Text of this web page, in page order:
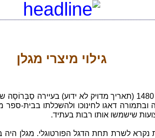
גילוי מיצרי מגלן
נולד בשנת 1480 (תאריך מדויק לא ידוע)
ובתמורה דאגו לחינוכו ולהשכלתו בבית-
שישמשו אותו רבות בעתיד.
החל להשתתף במסעות ימיים משנת 1505 עת נקרא לשרת תחת